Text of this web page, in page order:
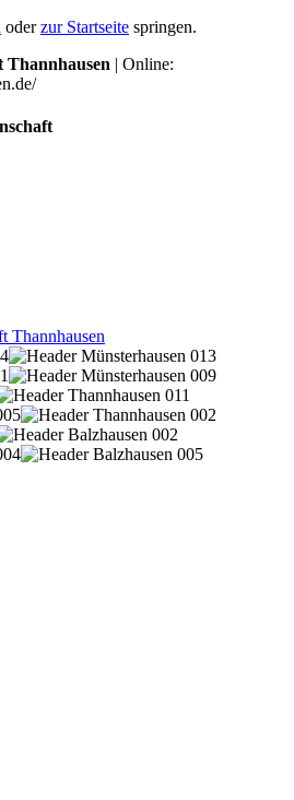
oderzur Startseite springen.
Thannhausen | Online: